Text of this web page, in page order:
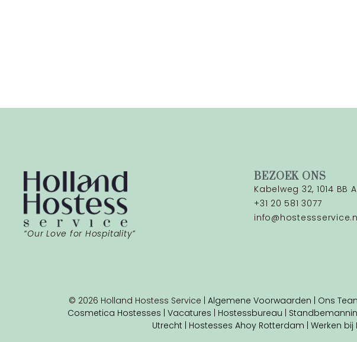
“Our Love for Hospitality”
BEZOEK ONS
Kabelweg 32, 1014 BB
+31 20 581 3077
© 2026 Holland Hostess Service | Algemene Voorwaarden | Ons
Cosmetica Hostesses | Vacatures | Hostessbureau |
Utrecht | Hostesses Ahoy Rotterdam | Werken bij